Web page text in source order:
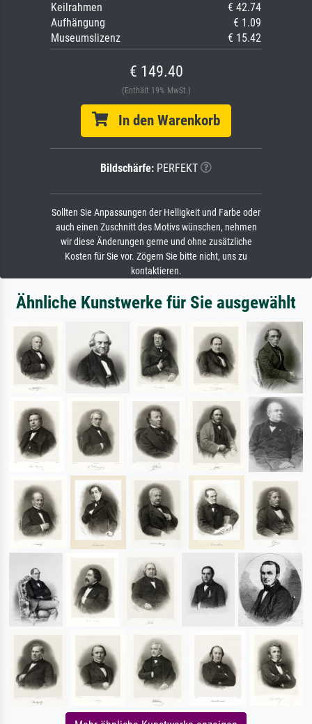
Keilrahmen
€ 42.74
Aufhängung
€ 1.09
Museumslizenz
€ 15.42
€ 149.40
(Enthält 19% MwSt.)
In den Warenkorb
Bildschärfe: PERFEKT
Sollten Sie Anpassungen der Helligkeit und Farbe oder
auch einen Zuschnitt des Motivs wünschen, nehmen
wir diese Änderungen gerne und ohne zusätzliche
Kosten für Sie vor. Zögern Sie bitte nicht, uns zu
kontaktieren.
Ähnliche Kunstwerke für Sie ausgewählt